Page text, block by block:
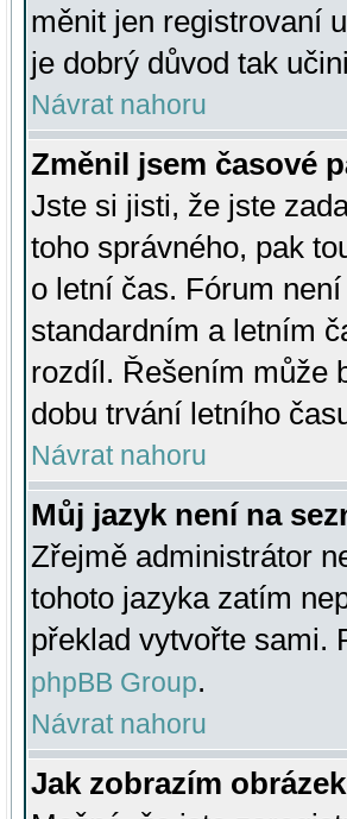
měnit jen registrovaní
je dobrý důvod tak
Návrat nahoru
Změnil jsem časové
Jste si jisti, že jste
toho správného, pak
o letní čas. Fórum
standardním a letním
rozdíl. Řešením může
dobu trvání letního
Návrat nahoru
Můj jazyk není na
Zřejmě administrátor
tohoto jazyka zatím
překlad vytvořte sami.
phpBB Group.
Návrat nahoru
Jak zobrazím